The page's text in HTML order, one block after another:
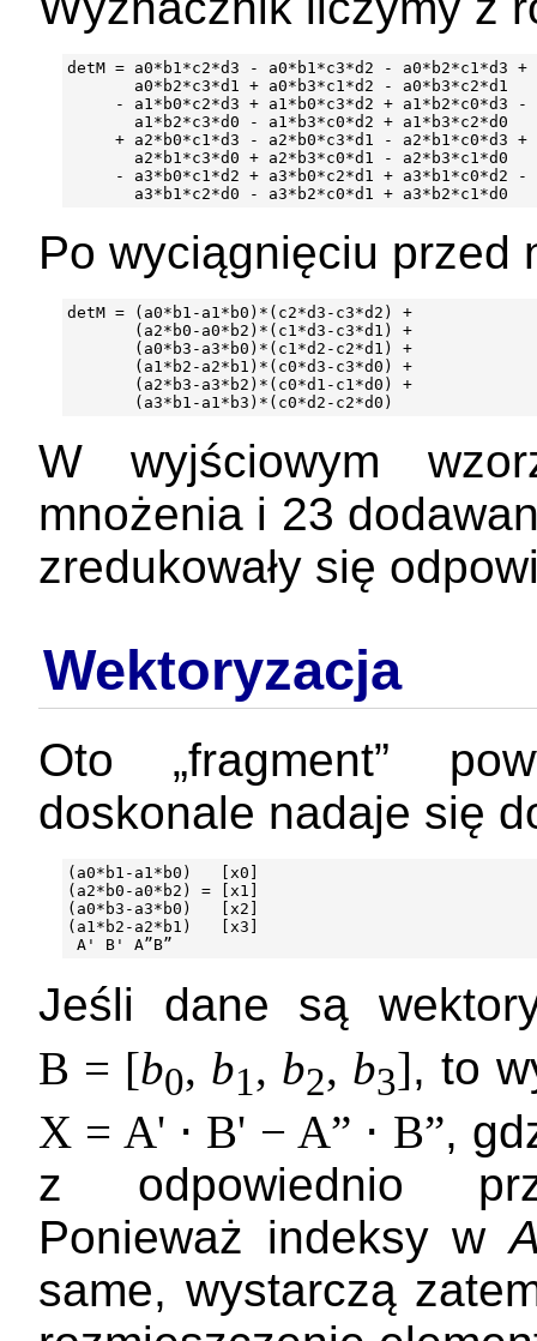
detM = a0*b1*c2*d3 - a0*b1*c3*d2 - a0*b2*c1*d3 +
       a0*b2*c3*d1 + a0*b3*c1*d2 - a0*b3*c2*d1
     - a1*b0*c2*d3 + a1*b0*c3*d2 + a1*b2*c0*d3 -
       a1*b2*c3*d0 - a1*b3*c0*d2 + a1*b3*c2*d0
     + a2*b0*c1*d3 - a2*b0*c3*d1 - a2*b1*c0*d3 +
       a2*b1*c3*d0 + a2*b3*c0*d1 - a2*b3*c1*d0
     - a3*b0*c1*d2 + a3*b0*c2*d1 + a3*b1*c0*d2 -
Po wyciągnięciu przed
detM = (a0*b1-a1*b0)*(c2*d3-c3*d2) +
       (a2*b0-a0*b2)*(c1*d3-c3*d1) +
       (a0*b3-a3*b0)*(c1*d2-c2*d1) +
       (a1*b2-a2*b1)*(c0*d3-c3*d0) +
       (a2*b3-a3*b2)*(c0*d1-c1*d0) +
W wyjściowym
mnożenia i 23
zredukowały się
Wektoryzacja
Oto „fragment”
doskonale nadaje się
(a0*b1-a1*b0)   [x0]
(a2*b0-a0*b2) = [x1]
(a0*b3-a3*b0)   [x2]
(a1*b2-a2*b1)   [x3]
Jeśli dane są
B = [b0, b1, b2, b3], to
X = A' ⋅ B' − A” ⋅ B”,
z odpowiednio
Ponieważ indeksy w
same, wystarczą